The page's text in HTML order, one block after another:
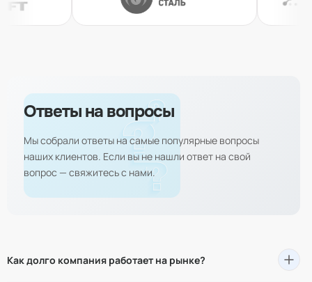
Ответы на вопросы
Мы собрали ответы на самые популярные вопросы
наших клиентов. Если вы не нашли ответ на свой
вопрос — свяжитесь с нами.
Как долго компания работает на рынке?